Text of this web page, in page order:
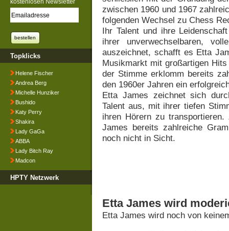
kostenlosen Newsletter
Topklicks
Helene Fischer
Andrea Berg
Michelle Hunziker
Bushido
Katy Perry
Shakira
Lady GaGa
ABBA
Lady Bitch Ray
Madcon
HPTY Netzwerk
zwischen 1960 und 1967
folgenden Wechsel zu Chess
Ihr Talent und ihre
ihrer unverwechselbaren,
auszeichnet, schafft es Etta
Musikmarkt mit großartigen
der Stimme erklomm bereits
den 1960er Jahren ein
Etta James zeichnet sich
Talent aus, mit ihrer tiefen
ihren Hörern zu
James bereits zahlreiche
noch nicht in Sicht.
Etta James wird
Etta James wird noch von